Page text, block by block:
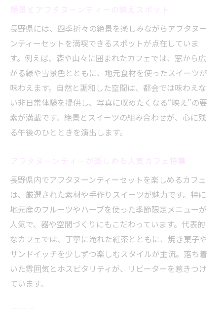
長野県には、四季折々の絶景を楽しみながらアフタヌー
ンティーセットを満喫できるスポットが点在していま
す。例えば、森や山々に囲まれたカフェでは、窓から広
がる緑や雪景色とともに、地元食材を使ったスイーツが
味わえます。自然と調和した空間は、都会では味わえな
い非日常体験を提供し、写真に収めたくなる“映え”の要
素が満載です。絶景とスイーツの組み合わせが、心に残
る午後のひとときを演出します。
長野県内でアフタヌーンティーセットを楽しめるカフェ
は、厳選された素材や手作りスイーツが魅力です。特に
地元産のフルーツやハーブを使った季節限定メニューが
人気で、器や空間づくりにもこだわっています。代表的
なカフェでは、丁寧に淹れた紅茶とともに、焼き菓子や
サンドイッチを少しずつ楽しむスタイルが主流。落ち着
いた雰囲気とホスピタリティが、リピーターを惹きつけ
ています。